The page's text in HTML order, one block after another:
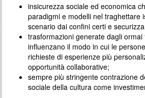
insicurezza sociale ed economica
paradigmi e modelli nel traghettare
scenario dai confini certi e
trasformazioni generate dagli ormai
influenzano il modo in cui le
richieste di esperienze più
opportunità collaborative;
sempre più stringente contrazione
sociale della cultura come